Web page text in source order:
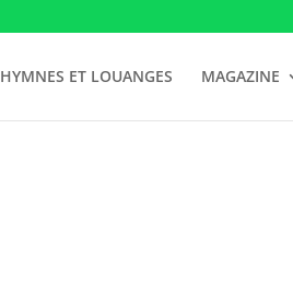
HYMNES ET LOUANGES MAGAZINE